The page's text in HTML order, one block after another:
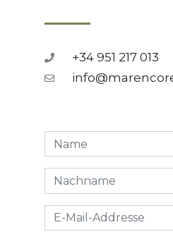
+34 951 217 013